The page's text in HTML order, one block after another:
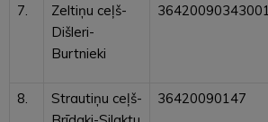
7.
Zeltiņu ceļš-
Dišleri-
Burtnieki
36420090343001
8.
Strautiņu ceļš-
36420090147